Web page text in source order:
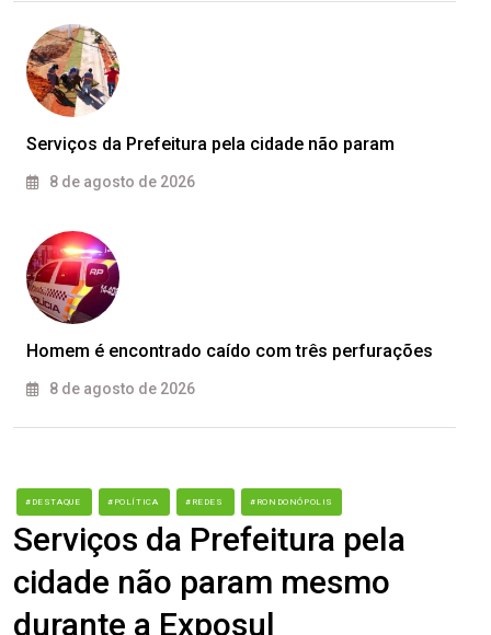
Serviços da Prefeitura pela cidade não param
8 de agosto de 2026
Homem é encontrado caído com três perfurações
8 de agosto de 2026
#DESTAQUE #POLÍTICA #REDES #RONDONÓPOLIS
Serviços da Prefeitura pela
cidade não param mesmo
durante a Exposul